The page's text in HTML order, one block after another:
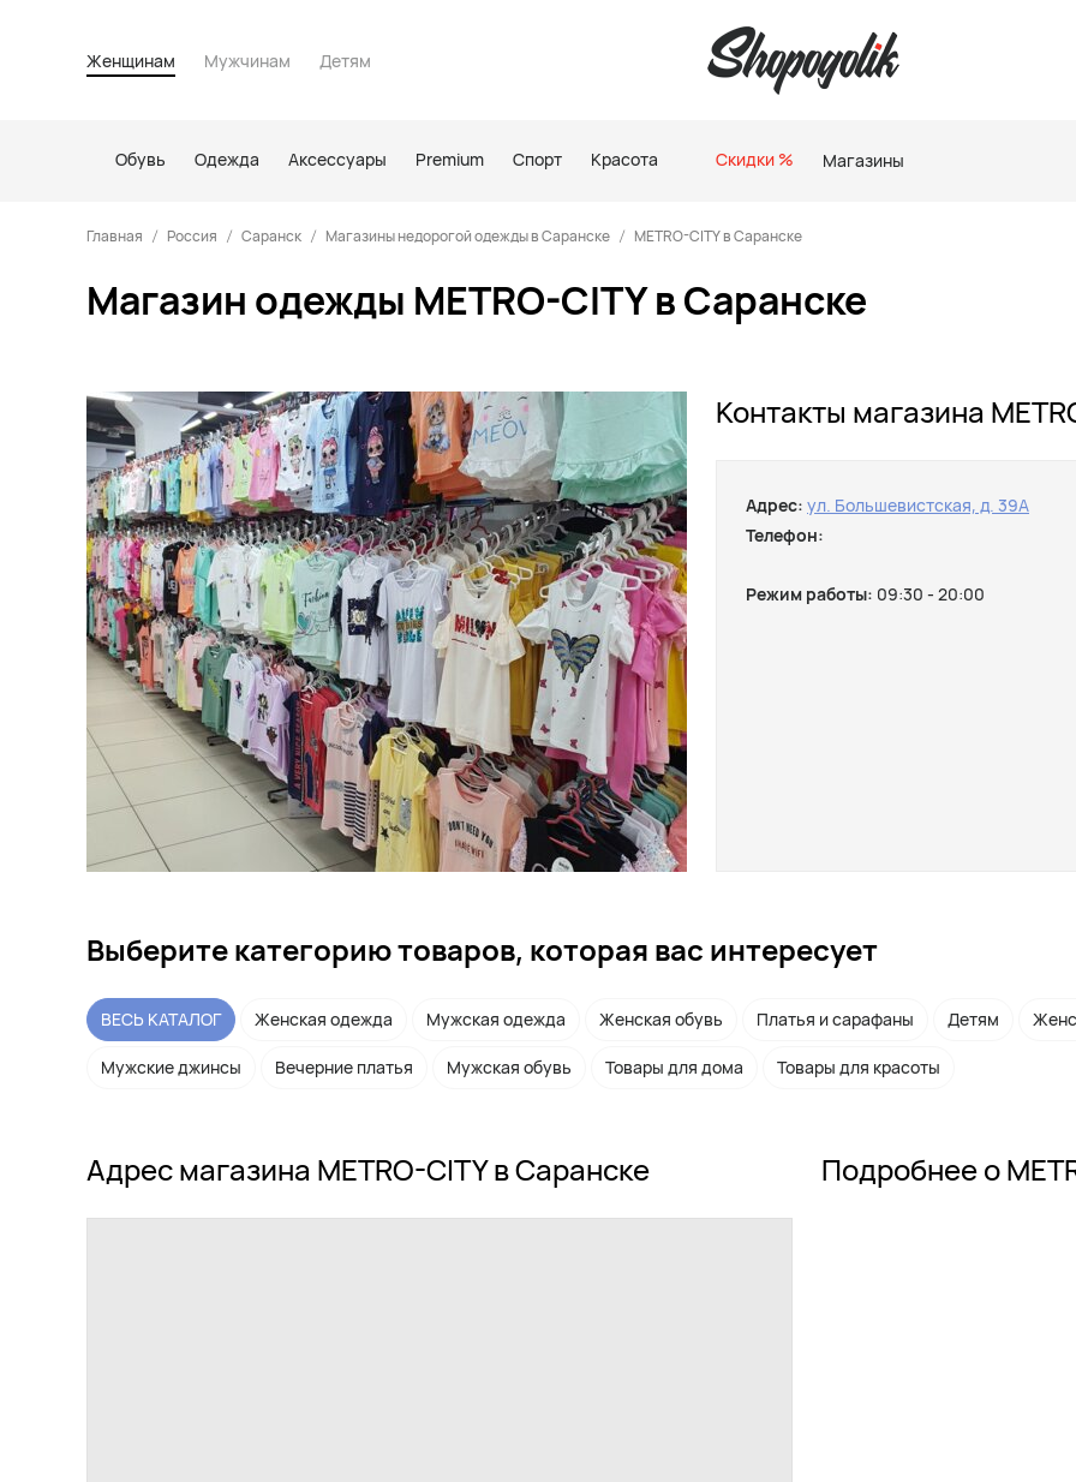
Женщинам Мужчинам Детям
Обувь Одежда Аксессуары Premium Спорт Красота Скидки % Магазины
Главная Россия Саранск Магазины недорогой одежды в Саранске METRO-CITY в Саранске
Магазин одежды METRO-CITY в Саранске
Контакты магазина
Адрес: ул. Большевистская, д. 39А
Телефон:
Режим работы: 09:30 - 20:00
Выберите категорию товаров, которая вас интересует
ВЕСЬ КАТАЛОГ Женская одежда Мужская одежда Женская обувь Платья и сарафаны Детям
Мужские джинсы Вечерние платья Мужская обувь Товары для дома Товары для красоты
Адрес магазина METRO-CITY в Саранске Подробнее о